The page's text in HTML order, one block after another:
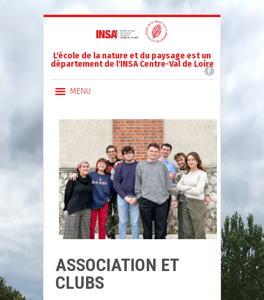
L'école de la nature et du paysage est un
département de l'INSA Centre-Val de Loire
MENU
ASSOCIATION ET
CLUBS